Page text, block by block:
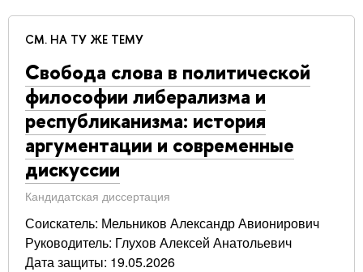
СМ. НА ТУ ЖЕ ТЕМУ
Свобода слова в политической
философии либерализма и
республиканизма: история
аргументации и современные
дискуссии
Кандидатская диссертация
Соискатель: Мельников Александр Авионирович
Руководитель: Глухов Алексей Анатольевич
Дата защиты: 19.05.2026